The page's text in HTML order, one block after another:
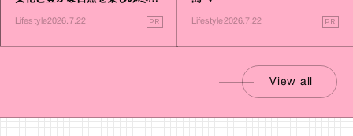
Lifestyle2026.7.22 PR Lifestyle2026.7.22 PR
View all